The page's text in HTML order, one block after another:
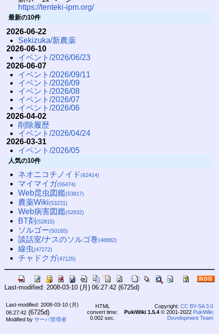
https://tenteki-ipm.org/
最新の10件
2026-06-22
Sekizuka/新農薬
2026-06-10
イベント/2026/06/23
2026-06-07
イベント/2026/09/11
イベント/2026/09
イベント/2026/08
イベント/2026/07
イベント/2026/06
2026-04-02
削除履歴
イベント/2026/04/24
2026-03-31
イベント/2026/05
人気の10件
ネオニコチノイド(62414)
マイマイガ(55474)
Web昆虫図鑑(53817)
農薬Wiki(53231)
Web病害図鑑(52832)
BT剤 (52815)
ソルゴー(50165)
談話室/ナスのソルゴ巻(48882)
線虫(47272)
チャドクガ(47125)
Last-modified: 2008-03-10 (月) 06:27:42(6725d)
Last-modified: 2008-03-10 (月)
06:27:42(6725d)
Modified by サーバ管理者
HTML
convert time:
0.002 sec.
Copyright: CC BY-SA 3.0
PukiWiki 1.5.4© 2001-2022 PukiWiki
Development Team